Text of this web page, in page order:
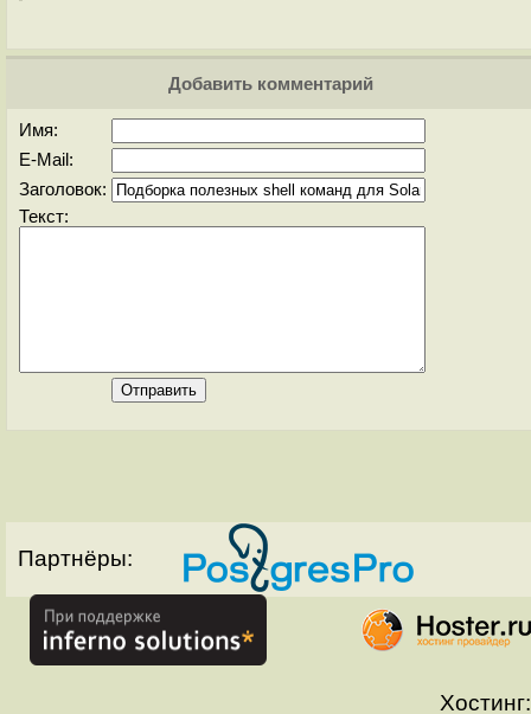
Добавить комментарий
Имя:
E-Mail:
Заголовок:
Текст:
Партнёры:
Хостинг: